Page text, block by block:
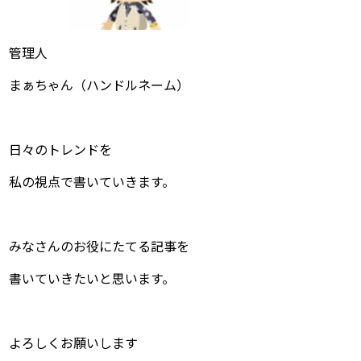
管理人
まぁちゃん（ハンドルネーム）
日々のトレンドを
私の視点で書いていきます。
みなさんのお役にたてる記事を
書いていきたいと思います。
よろしくお願いします